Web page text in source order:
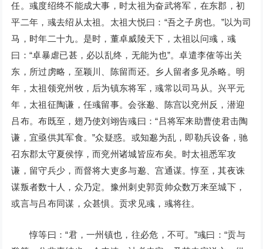
任。彧度绍终不能成大事，时太祖为奋武将军，在东郡，初
平二年，彧去绍从太祖。太祖大悦曰：“吾之子房也。”以为司
马，时年二十九。是时，董卓威陵天下，太祖以问彧，彧
曰：“卓暴虐已甚，必以乱终，无能为也”。卓遣李傕等出关
东，所过虏略，至颖川、陈留而还。乡人留者多见杀略。明
年，太祖领兖州牧，后为镇东将军，彧常以司马从。兴平元
年，太祖征陶谦，任彧留事。会张邈、陈宫以兖州反，潜迎
吕布。布既至，翅乃使刘翊告彧曰：“吕将军来助曹使君击陶
谦，宜亟供其军食。”众疑惑。或知邈为乱，即勒兵设备，驰
召东郡太守夏侯惇，而兖州诸城皆应布矣。时太祖悉军攻
谦，留守兵少，而督将大吏多与邈、宫通谋。惇至，其夜诛
谋叛者数十人，众乃定。豫州刺史郭贡帅众数万来至城下，
或言与吕布同谋，众甚惧。贡求见彧，彧将往。
惇等曰：“君，一州镇也，往必危，不可。”彧曰：“贡与